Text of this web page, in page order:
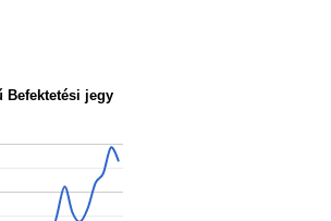
Befektetési jegy